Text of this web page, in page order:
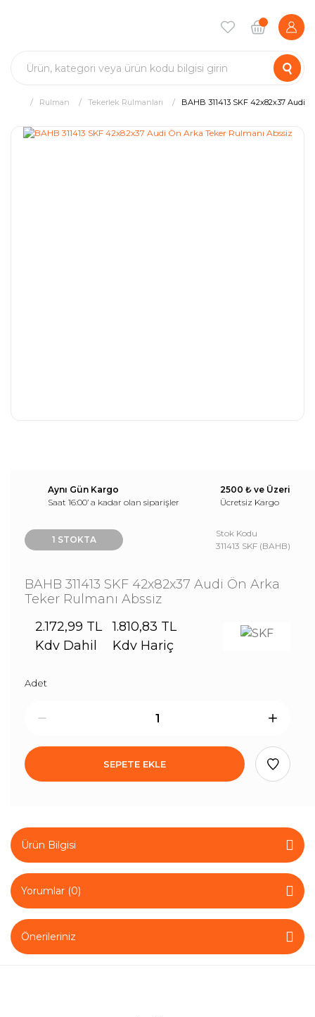
Rulman Tekerlek Rulmanları BAHB 311413 SKF 42x82x37 Audi
Aynı Gün Kargo
Saat 16:00’ a kadar olan siparişler
2500 ₺ ve Üzeri
Ücretsiz Kargo
1 STOKTA
Stok Kodu
311413 SKF (BAHB)
BAHB 311413 SKF 42x82x37 Audi Ön Arka
Teker Rulmanı Abssiz
2.172,99 TL
Kdv Dahil
1.810,83 TL
Kdv Hariç
Adet
SEPETE EKLE
Ürün Bilgisi
Yorumlar (0)
Önerileriniz